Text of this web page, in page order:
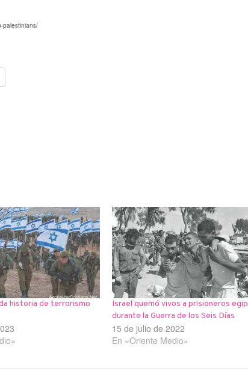
palestinians/
historia de terrorismo
Israel quemó vivos a prisioneros
durante la Guerra de los Seis Días
15 de julio de 2022
En «Oriente Medio»